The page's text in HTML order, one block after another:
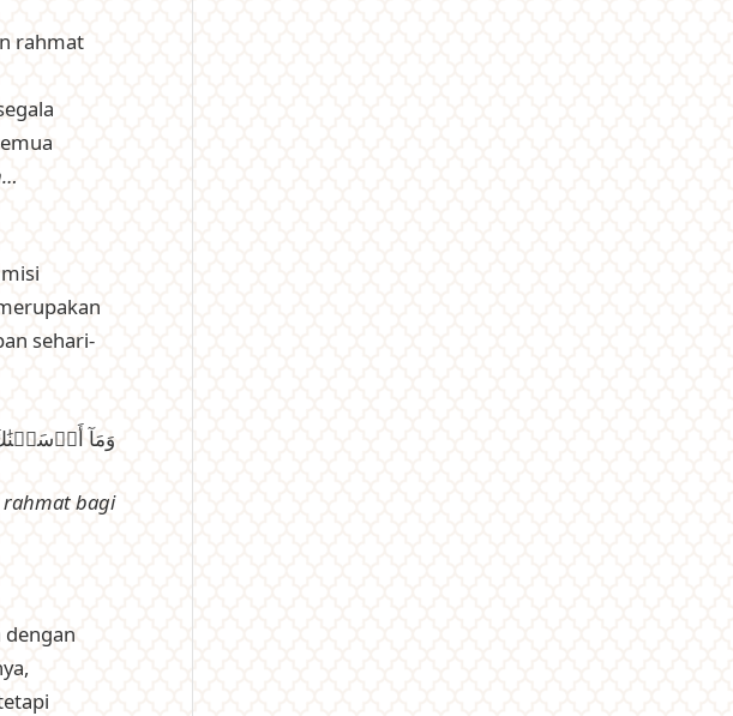
rahmat
sehari-
وَمَآ
rahmat bagi
dengan